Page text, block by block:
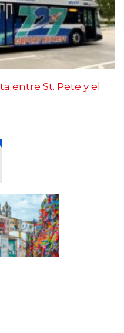
entre St. Pete y el